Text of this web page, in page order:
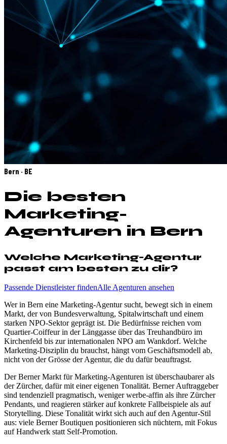
Bern · BE
Die besten
Marketing-
Agenturen in Bern
Welche Marketing-Agentur
passt am besten zu dir?
Passende Dienstleister findenAlle Agenturen ansehen
Wer in Bern eine Marketing-Agentur sucht, bewegt sich in einem
Markt, der von Bundesverwaltung, Spitalwirtschaft und einem
starken NPO-Sektor geprägt ist. Die Bedürfnisse reichen vom
Quartier-Coiffeur in der Länggasse über das Treuhandbüro im
Kirchenfeld bis zur internationalen NPO am Wankdorf. Welche
Marketing-Disziplin du brauchst, hängt vom Geschäftsmodell ab,
nicht von der Grösse der Agentur, die du dafür beauftragst.
Der Berner Markt für Marketing-Agenturen ist überschaubarer als
der Zürcher, dafür mit einer eigenen Tonalität. Berner Auftraggeber
sind tendenziell pragmatisch, weniger werbe-affin als ihre Zürcher
Pendants, und reagieren stärker auf konkrete Fallbeispiele als auf
Storytelling. Diese Tonalität wirkt sich auch auf den Agentur-Stil
aus: viele Berner Boutiquen positionieren sich nüchtern, mit Fokus
auf Handwerk statt Self-Promotion.